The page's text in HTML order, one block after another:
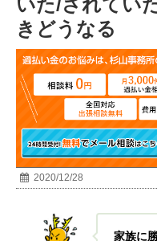
女性専門で選ぶ
24時間年中無休で選
いた/されてい
きどうなる
2020/12/28
家族に